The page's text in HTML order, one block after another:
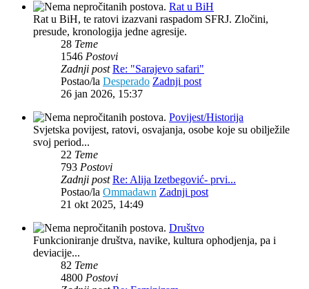
Rat u BiH
Rat u BiH, te ratovi izazvani raspadom SFRJ. Zločini,
presude, kronologija jedne agresije.
28 Teme
1546 Postovi
Zadnji post Re: "Sarajevo safari"
Postao/la Desperado Zadnji post
26 jan 2026, 15:37
Povijest/Historija
Svjetska povijest, ratovi, osvajanja, osobe koje su obilježile
svoj period...
22 Teme
793 Postovi
Zadnji post Re: Alija Izetbegović- prvi...
Postao/la Ommadawn Zadnji post
21 okt 2025, 14:49
Društvo
Funkcioniranje društva, navike, kultura ophodjenja, pa i
deviacije...
82 Teme
4800 Postovi